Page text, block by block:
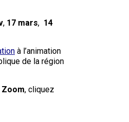
, 17 mars, 14
à l’animation
de la région
, cliquez